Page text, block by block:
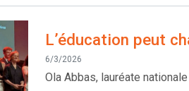
L’éducation peut
6/3/2026
Ola Abbas, lauréate